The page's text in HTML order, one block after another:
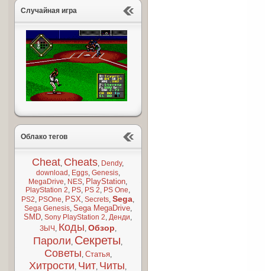
Случайная игра
Облако тегов
Cheat, Cheats, Dendy,
download , Eggs, Genesis,
MegaDrive, NES, PlayStation,
PlayStation 2, PS, PS 2, PS One,
PS2, PSOne, PSX,Secrets,Sega,
Sega Genesis, Sega MegaDrive,
SMD,Sony PlayStation 2,Денди,
ЗЫЧ , Коды, Обзор,
Пароли, Секреты,
Советы, Статья,
Хитрости, Чит, Читы,